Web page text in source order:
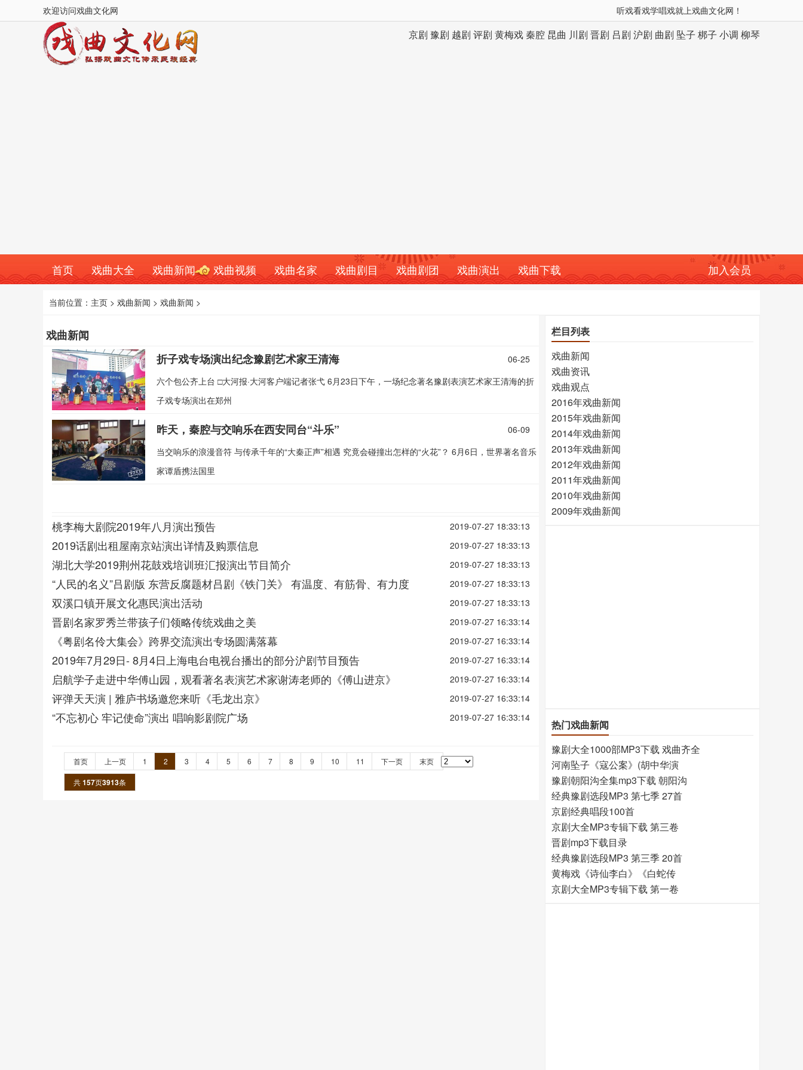
欢迎访问戏曲文化网 听戏看戏学唱戏就上戏曲文化网！
京剧 豫剧 越剧 评剧 黄梅戏 秦腔 昆曲 川剧 晋剧 吕剧 沪剧 曲剧 坠子 梆子 小调 柳琴
首页 戏曲大全 戏曲新闻 戏曲视频 戏曲名家 戏曲剧目 戏曲剧团 戏曲演出 戏曲下载 加入会员
当前位置： 主页 > 戏曲新闻 > 戏曲新闻 >
戏曲新闻
折子戏专场演出纪念豫剧艺术家王清海
06-25
六个包公齐上台 □大河报·大河客户端记者张弋 6月23日下午，一场纪念著名豫剧表演艺术家王清海的折
子戏专场演出在郑州
昨天，秦腔与交响乐在西安同台“斗乐”
06-09
当交响乐的浪漫音符 与传承千年的“大秦正声”相遇 究竟会碰撞出怎样的“火花”？ 6月6日，世界著名音乐
家谭盾携法国里
桃李梅大剧院2019年八月演出预告 2019-07-27 18:33:13
2019话剧出租屋南京站演出详情及购票信息 2019-07-27 18:33:13
湖北大学2019荆州花鼓戏培训班汇报演出节目简介 2019-07-27 18:33:13
“人民的名义”吕剧版 东营反腐题材吕剧《铁门关》 有温度、有筋骨、有力度 2019-07-27 18:33:13
双溪口镇开展文化惠民演出活动 2019-07-27 18:33:13
晋剧名家罗秀兰带孩子们领略传统戏曲之美 2019-07-27 16:33:14
《粤剧名伶大集会》跨界交流演出专场圆满落幕 2019-07-27 16:33:14
2019年7月29日- 8月4日上海电台电视台播出的部分沪剧节目预告 2019-07-27 16:33:14
启航学子走进中华傅山园，观看著名表演艺术家谢涛老师的《傅山进京》 2019-07-27 16:33:14
评弹天天演 | 雅庐书场邀您来听《毛龙出京》 2019-07-27 16:33:14
“不忘初心 牢记使命”演出 唱响影剧院广场 2019-07-27 16:33:14
首页 上一页 1 2 3 4 5 6 7 8 9 10 11 下一页 末页
共157页3913条
栏目列表
戏曲新闻
戏曲资讯
戏曲观点
2016年戏曲新闻
2015年戏曲新闻
2014年戏曲新闻
2013年戏曲新闻
2012年戏曲新闻
2011年戏曲新闻
2010年戏曲新闻
2009年戏曲新闻
热门戏曲新闻
豫剧大全1000部MP3下载 戏曲齐全
河南坠子《寇公案》(胡中华演
豫剧朝阳沟全集mp3下载 朝阳沟
经典豫剧选段MP3 第七季 27首
京剧经典唱段100首
京剧大全MP3专辑下载 第三卷
晋剧mp3下载目录
经典豫剧选段MP3 第三季 20首
黄梅戏《诗仙李白》《白蛇传
京剧大全MP3专辑下载 第一卷